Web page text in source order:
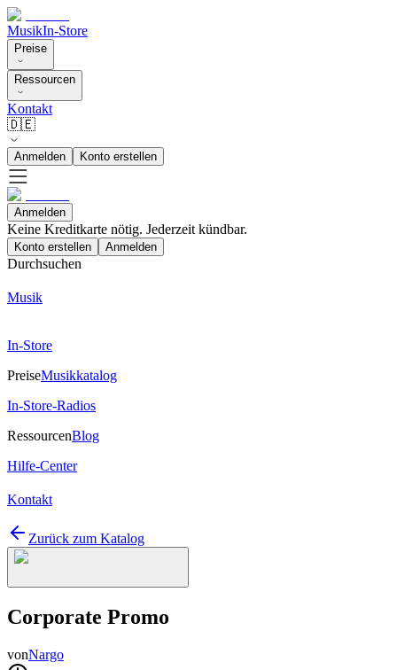
MusikIn-Store
Preise
Ressourcen
Kontakt
🇩🇪
Anmelden Konto erstellen
Anmelden
Keine Kreditkarte nötig. Jederzeit kündbar.
Konto erstellen Anmelden
Durchsuchen
Musik
In-Store
PreiseMusikkatalog
In-Store-Radios
RessourcenBlog
Hilfe-Center
Kontakt
Zurück zum Katalog
Corporate Promo
vonNargo